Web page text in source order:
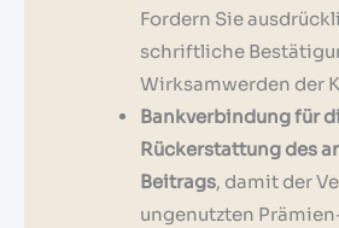
Fordern Sie
schriftliche
Wirksamwerden der
Bankverbindung für
Rückerstattung des
Beitrags, damit der
ungenutzten